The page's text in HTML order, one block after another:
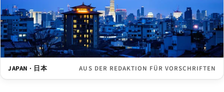
JAPAN · 日本 AUS DER REDAKTION FÜR VORSCHRIFTEN